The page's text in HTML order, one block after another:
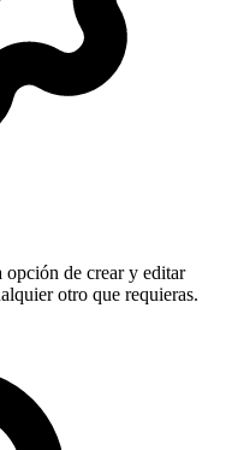
de crear y editar
otro que requieras.